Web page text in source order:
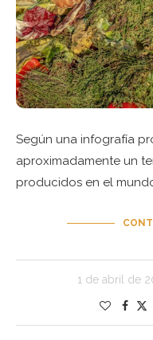
Según una infografía
aproximadamente un
producidos en el
1 de abril de